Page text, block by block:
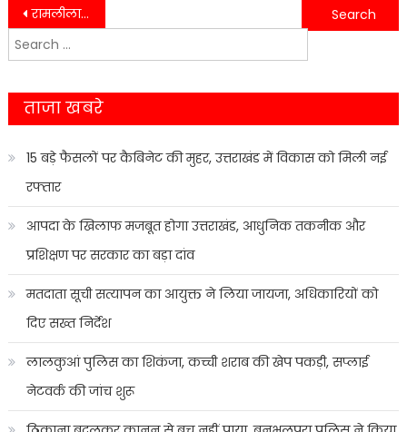
Post
navigation
रामलीला कमेटी लालकुआं ने ध्वज पूजन के साथ श्री राम लीला मंचन के रिहर्सल (तालीम) का किया विधिवत शुभारंभ…..
सागौन के वृक्ष काटने पहुंचे एक दर्जन से अधिक वन तस्करों और वनकर्मियों में फायरिंग……
Search
for:
ताजा खबरे
15 बड़े फैसलों पर कैबिनेट की मुहर, उत्तराखंड में विकास को मिली नई
रफ्तार
आपदा के खिलाफ मजबूत होगा उत्तराखंड, आधुनिक तकनीक और
प्रशिक्षण पर सरकार का बड़ा दांव
मतदाता सूची सत्यापन का आयुक्त ने लिया जायजा, अधिकारियों को
दिए सख्त निर्देश
लालकुआं पुलिस का शिकंजा, कच्ची शराब की खेप पकड़ी, सप्लाई
नेटवर्क की जांच शुरू